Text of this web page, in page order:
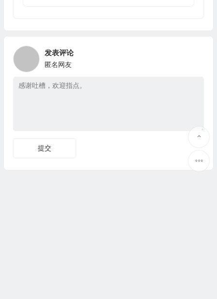
发表评论
匿名网友